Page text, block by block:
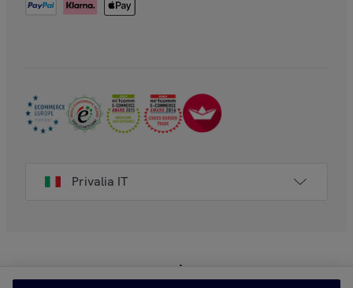
Privalia IT